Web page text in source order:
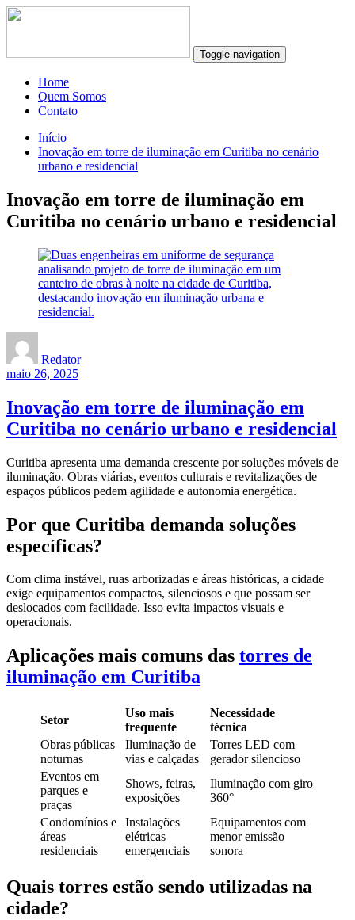
Toggle navigation
Home
Quem Somos
Contato
Início
Inovação em torre de iluminação em Curitiba no cenário
urbano e residencial
Inovação em torre de iluminação em
Curitiba no cenário urbano e residencial
Redator
maio 26, 2025
Inovação em torre de iluminação em
Curitiba no cenário urbano e residencial
Curitiba apresenta uma demanda crescente por soluções móveis de
iluminação. Obras viárias, eventos culturais e revitalizações de
espaços públicos pedem agilidade e autonomia energética.
Por que Curitiba demanda soluções
específicas?
Com clima instável, ruas arborizadas e áreas históricas, a cidade
exige equipamentos compactos, silenciosos e que possam ser
deslocados com facilidade. Isso evita impactos visuais e
operacionais.
Aplicações mais comuns das torres de
iluminação em Curitiba
Setor
Uso mais
frequente
Necessidade
técnica
Obras públicas
noturnas
Iluminação de
vias e calçadas
Torres LED com
gerador silencioso
Eventos em
parques e
praças
Shows, feiras,
exposições
Iluminação com giro
360°
Condomínios e
áreas
residenciais
Instalações
elétricas
emergenciais
Equipamentos com
menor emissão
sonora
Quais torres estão sendo utilizadas na
cidade?